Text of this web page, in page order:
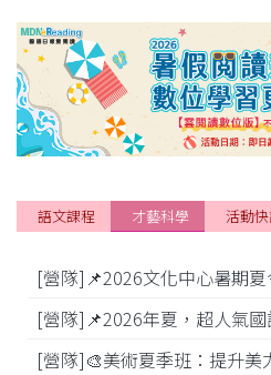
[營隊]📌2026文化中心暑期夏
[營隊]🎨美術夏季班：提升美
語文課程 才藝科學 活動